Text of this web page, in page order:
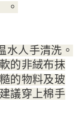
。
水人手清洗。
的非絨布抹
的物料及玻
議穿上棉手